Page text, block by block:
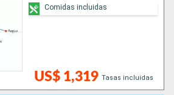
US$ 1,319 Tasas incluidas
Comidas incluidas